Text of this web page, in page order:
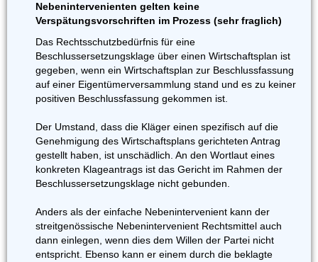
Nebenintervenienten gelten keine
Verspätungsvorschriften im Prozess (sehr fraglich)
Das Rechtsschutzbedürfnis für eine
Beschlussersetzungsklage über einen Wirtschaftsplan ist
gegeben, wenn ein Wirtschaftsplan zur Beschlussfassung
auf einer Eigentümerversammlung stand und es zu keiner
positiven Beschlussfassung gekommen ist.
Der Umstand, dass die Kläger einen spezifisch auf die
Genehmigung des Wirtschaftsplans gerichteten Antrag
gestellt haben, ist unschädlich. An den Wortlaut eines
konkreten Klageantrags ist das Gericht im Rahmen der
Beschlussersetzungsklage nicht gebunden.
Anders als der einfache Nebenintervenient kann der
streitgenössische Nebenintervenient Rechtsmittel auch
dann einlegen, wenn dies dem Willen der Partei nicht
entspricht. Ebenso kann er einem durch die beklagte